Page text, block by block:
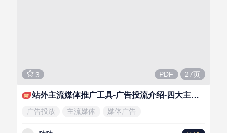
3 PDF 27页
站外主流媒体推广工具-广告投流介绍-四大主流媒体广告
广告投放 主流媒体 媒体广告